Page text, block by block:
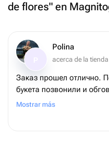
de flores" en
Polina
acerca de la tienda
Заказ прошел отлично.
букета позвонили и
по заказу. Получателю
Mostrar más